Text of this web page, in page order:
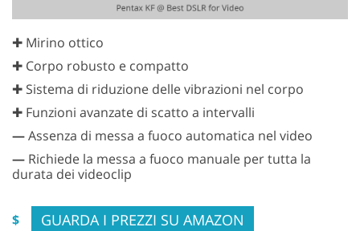
✚ Mirino ottico
✚ Corpo robusto e compatto
✚ Sistema di riduzione delle vibrazioni nel corpo
✚ Funzioni avanzate di scatto a intervalli
—Assenza di messa a fuoco automatica nel video
— Richiede la messa a fuoco manuale per tutta la
durata dei videoclip
$ GUARDA I PREZZI SU AMAZON